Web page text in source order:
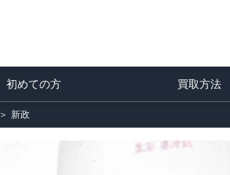
初めての方 買取方法
＞ 新政